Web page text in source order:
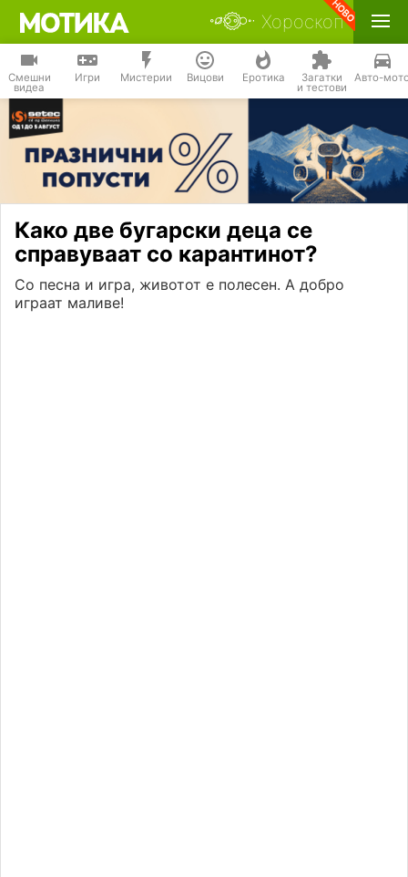
Хороскоп
Смешни
видеа
Игри Мистерии Вицови Еротика Загатки
и тестови
Авто-
Како две бугарски деца се
справуваат со карантинот?
Со песна и игра, животот е полесен. А добро
играат маливе!